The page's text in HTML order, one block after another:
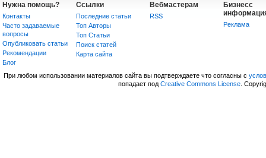
Нужна помощь?
Контакты
Часто задаваемые
вопросы
Опубликовать статьи
Рекомендации
Блог
Ссылки
Последние статьи
Топ Авторы
Топ Статьи
Поиск статей
Карта сайта
Вебмастерам
RSS
Бизнесс
Реклама
При любом использовании материалов сайта вы подтверждаете что согласны с
попадает под Creative Commons License.